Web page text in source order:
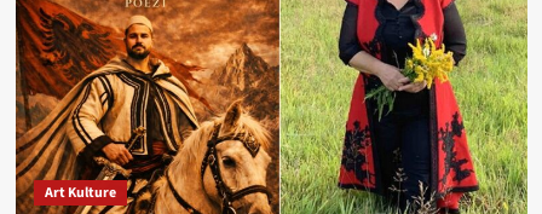
Art Kulture